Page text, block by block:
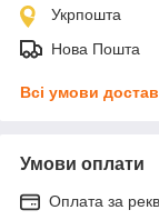
Укрпошта
Нова Пошта
Всі умови
Умови оплати
Оплата за